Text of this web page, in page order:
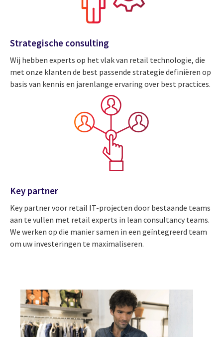
Strategische consulting
Wij hebben experts op het vlak van retail technologie, die
met onze klanten de best passende strategie definiëren op
basis van kennis en jarenlange ervaring over best practices.
Key partner
Key partner voor retail IT-projecten door bestaande teams
aan te vullen met retail experts in lean consultancy teams.
We werken op die manier samen in een geïntegreerd team
om uw investeringen te maximaliseren.